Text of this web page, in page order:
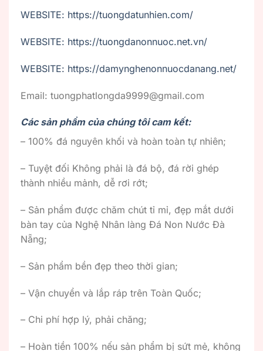
WEBSITE: https://tuongdatunhien.com/
WEBSITE: https://tuongdanonnuoc.net.vn/
WEBSITE: https://damynghenonnuocdanang.net/
Email: tuongphatlongda9999@gmail.com
Các sản phẩm của chúng tôi cam kết:
– 100% đá nguyên khối và hoàn toàn tự nhiên;
– Tuyệt đối Không phải là đá bộ, đá rời ghép
thành nhiều mảnh, dễ rơi rớt;
– Sản phẩm được chăm chút tỉ mỉ, đẹp mắt dưới
bàn tay của Nghệ Nhân làng Đá Non Nước Đà
Nẵng;
– Sản phẩm bền đẹp theo thời gian;
– Vận chuyển và lắp ráp trên Toàn Quốc;
– Chi phí hợp lý, phải chăng;
– Hoàn tiền 100% nếu sản phẩm bị sứt mẻ, không